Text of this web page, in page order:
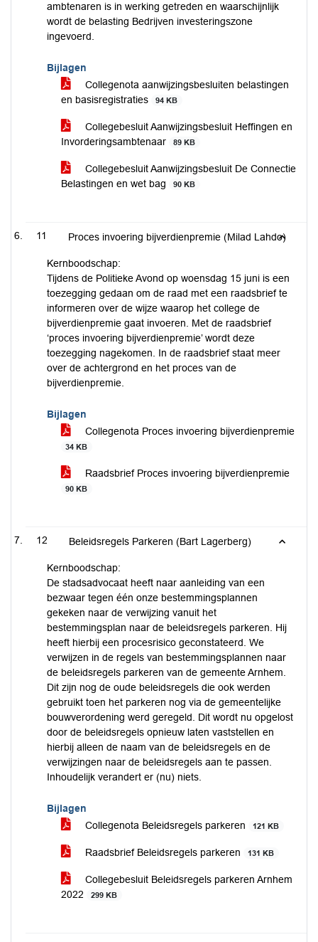
ambtenaren is in werking getreden en waarschijnlijk
wordt de belasting Bedrijven investeringszone
ingevoerd.
Bijlagen
Collegenota aanwijzingsbesluiten belastingen
en basisregistraties
94 KB
Collegebesluit Aanwijzingsbesluit Heffingen en
Invorderingsambtenaar
89 KB
Collegebesluit Aanwijzingsbesluit De Connectie
Belastingen en wet bag
90 KB
11 Proces invoering bijverdienpremie (Milad Lahdo)
Kernboodschap:
Tijdens de Politieke Avond op woensdag 15 juni is een
toezegging gedaan om de raad met een raadsbrief te
informeren over de wijze waarop het college de
bijverdienpremie gaat invoeren. Met de raadsbrief
‘proces invoering bijverdienpremie’ wordt deze
toezegging nagekomen. In de raadsbrief staat meer
over de achtergrond en het proces van de
bijverdienpremie.
Bijlagen
Collegenota Proces invoering bijverdienpremie
34 KB
Raadsbrief Proces invoering bijverdienpremie
90 KB
12 Beleidsregels Parkeren (Bart Lagerberg)
Kernboodschap:
De stadsadvocaat heeft naar aanleiding van een
bezwaar tegen één onze bestemmingsplannen
gekeken naar de verwijzing vanuit het
bestemmingsplan naar de beleidsregels parkeren. Hij
heeft hierbij een procesrisico geconstateerd. We
verwijzen in de regels van bestemmingsplannen naar
de beleidsregels parkeren van de gemeente Arnhem.
Dit zijn nog de oude beleidsregels die ook werden
gebruikt toen het parkeren nog via de gemeentelijke
bouwverordening werd geregeld. Dit wordt nu opgelost
door de beleidsregels opnieuw laten vaststellen en
hierbij alleen de naam van de beleidsregels en de
verwijzingen naar de beleidsregels aan te passen.
Inhoudelijk verandert er (nu) niets.
Bijlagen
Collegenota Beleidsregels parkeren
121 KB
Raadsbrief Beleidsregels parkeren 131 KB
Collegebesluit Beleidsregels parkeren Arnhem
2022
299 KB